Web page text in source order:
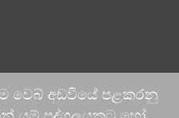
වෙබ් අඩවියේ පළකරනු